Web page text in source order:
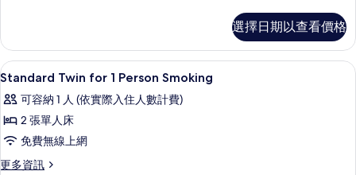
有
相
片
Smoking
Room
的
情
選擇日期以查看價格
顯
示
Standard
Twin
for
1
1
Standard Twin for 1 Person Smoking
可容納 1 人 (依實際入住人數計費)
2 張單人床
免費無線上網
更多資訊
更